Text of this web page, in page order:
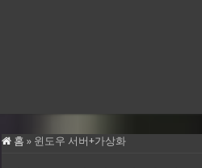
홈 » 윈도우 서버+가상화